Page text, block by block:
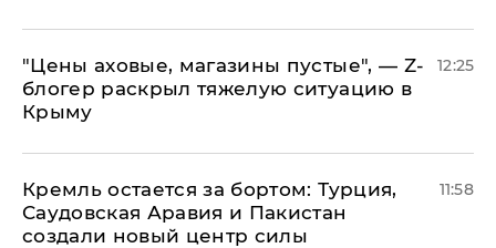
​"Цены аховые, магазины пустые", — Z-
блогер раскрыл тяжелую ситуацию в
Крыму
12:25
​Кремль остается за бортом: Турция,
Саудовская Аравия и Пакистан
создали новый центр силы
11:58